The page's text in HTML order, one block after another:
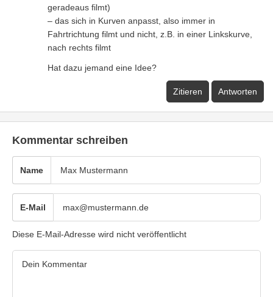
geradeaus filmt)
– das sich in Kurven anpasst, also immer in
Fahrtrichtung filmt und nicht, z.B. in einer Linkskurve,
nach rechts filmt
Hat dazu jemand eine Idee?
Zitieren Antworten
Kommentar schreiben
Name
E-Mail
Diese E-Mail-Adresse wird nicht veröffentlicht